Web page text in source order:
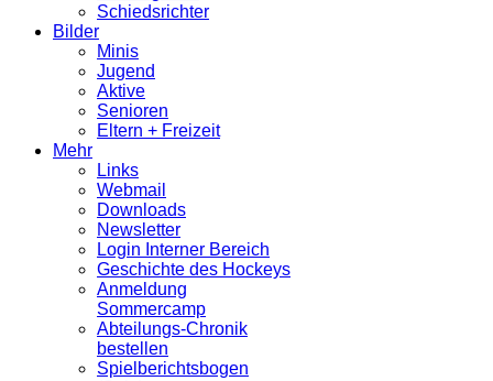
Schiedsrichter
Bilder
Minis
Jugend
Aktive
Senioren
Eltern + Freizeit
Mehr
Links
Webmail
Downloads
Newsletter
Login Interner Bereich
Geschichte des Hockeys
Anmeldung
Sommercamp
Abteilungs-Chronik
bestellen
Spielberichtsbogen